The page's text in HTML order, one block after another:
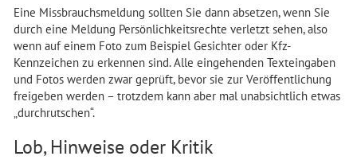
Eine Missbrauchsmeldung sollten Sie dann absetzen, wenn Sie
durch eine Meldung Persönlichkeitsrechte verletzt sehen, also
wenn auf einem Foto zum Beispiel Gesichter oder Kfz-
Kennzeichen zu erkennen sind. Alle eingehenden Texteingaben
und Fotos werden zwar geprüft, bevor sie zur Veröffentlichung
freigeben werden – trotzdem kann aber mal unabsichtlich etwas
„durchrutschen“.
Lob, Hinweise oder Kritik